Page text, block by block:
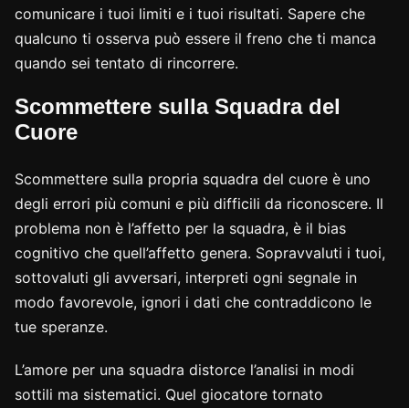
comunicare i tuoi limiti e i tuoi risultati. Sapere che
qualcuno ti osserva può essere il freno che ti manca
quando sei tentato di rincorrere.
Scommettere sulla Squadra del
Cuore
Scommettere sulla propria squadra del cuore è uno
degli errori più comuni e più difficili da riconoscere. Il
problema non è l’affetto per la squadra, è il bias
cognitivo che quell’affetto genera. Sopravvaluti i tuoi,
sottovaluti gli avversari, interpreti ogni segnale in
modo favorevole, ignori i dati che contraddicono le
tue speranze.
L’amore per una squadra distorce l’analisi in modi
sottili ma sistematici. Quel giocatore tornato